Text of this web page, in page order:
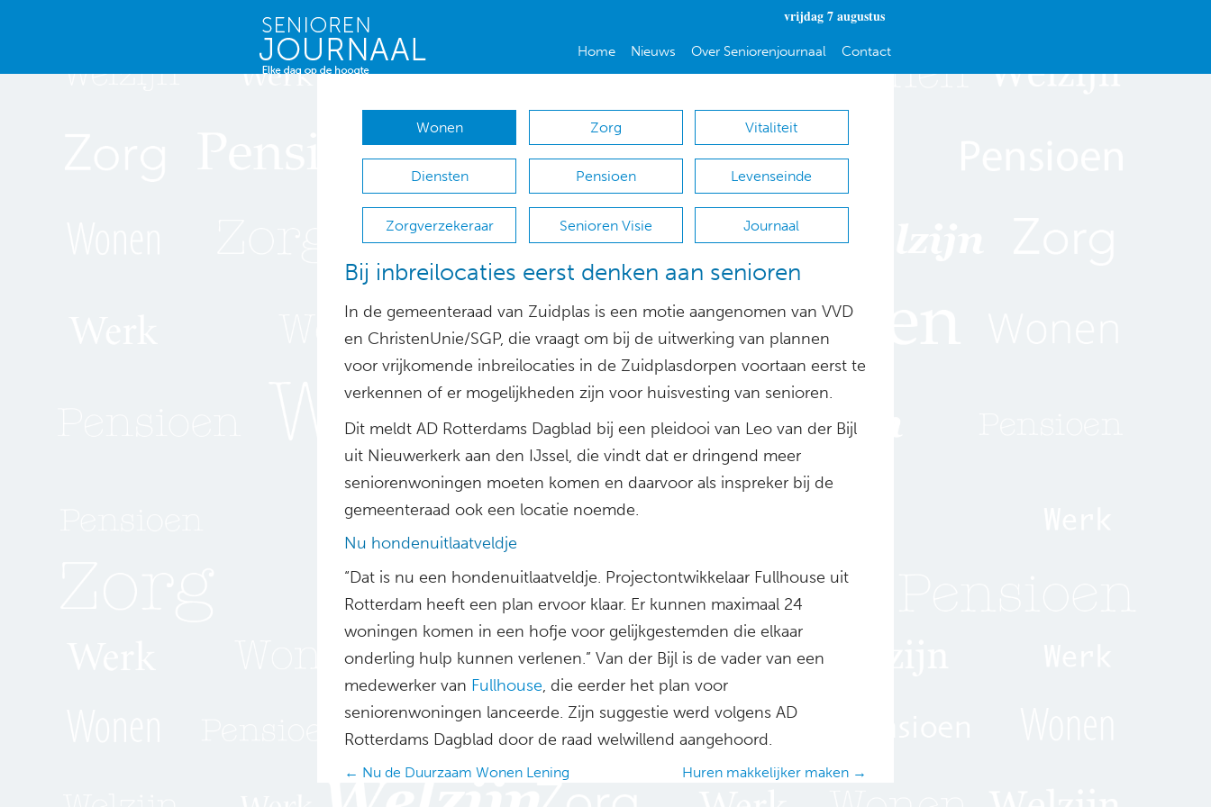
vrijdag 7 augustus
Home Nieuws Over Seniorenjournaal Contact
Wonen Zorg Vitaliteit
Diensten Pensioen Levenseinde
Zorgverzekeraar Senioren Visie Journaal
Bij inbreilocaties eerst denken aan senioren
In de gemeenteraad van Zuidplas is een motie aangenomen van VVD
en ChristenUnie/SGP, die vraagt om bij de uitwerking van plannen
voor vrijkomende inbreilocaties in de Zuidplasdorpen voortaan eerst te
verkennen of er mogelijkheden zijn voor huisvesting van senioren.
Dit meldt AD Rotterdams Dagblad bij een pleidooi van Leo van der Bijl
uit Nieuwerkerk aan den IJssel, die vindt dat er dringend meer
seniorenwoningen moeten komen en daarvoor als inspreker bij de
gemeenteraad ook een locatie noemde.
Nu hondenuitlaatveldje
“Dat is nu een hondenuitlaatveldje. Projectontwikkelaar Fullhouse uit
Rotterdam heeft een plan ervoor klaar. Er kunnen maximaal 24
woningen komen in een hofje voor gelijkgestemden die elkaar
onderling hulp kunnen verlenen.” Van der Bijl is de vader van een
medewerker van Fullhouse, die eerder het plan voor
seniorenwoningen lanceerde. Zijn suggestie werd volgens AD
Rotterdams Dagblad door de raad welwillend aangehoord.
Posts
← Nu de Duurzaam Wonen Lening Huren makkelijker maken →